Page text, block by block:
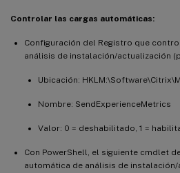
Controlar las cargas automáticas:
Configuración del Registro que
análisis de instalación/actualización
Ubicación:
Nombre: SendExperienceMetrics
Valor: 0 = deshabilitado, 1 =
Con PowerShell, el siguiente cmdlet
automática de análisis de instalación/